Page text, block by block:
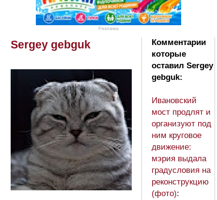
Реклама
Sergey gebguk
Комментарии
которые
оставил Sergey
gebguk:
Ивановский
мост продлят и
организуют под
ним круговое
движение:
мэрия выдала
градусловия на
реконструкцию
(фото):